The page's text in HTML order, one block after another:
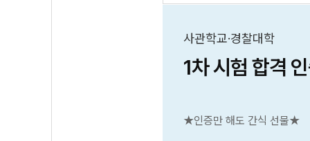
사관학교·경찰대학
1차 시험 합격
★인증만 해도 간식 선물★